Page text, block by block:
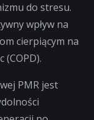
do stresu.
wpływ na
cierpiącym na
(COPD).
PMR jest